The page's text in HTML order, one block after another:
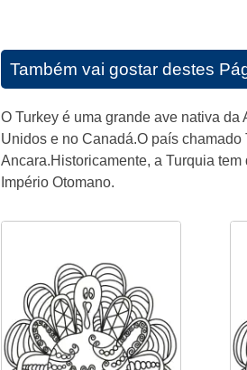
Também vai gostar destes
O Turkey é uma grande ave nativa
Unidos e no Canadá.O país
Ancara.Historicamente, a Turquia
Império Otomano.